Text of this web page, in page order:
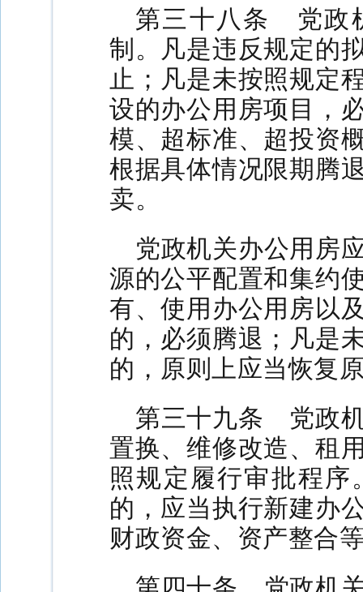
第三十八条 党政
制。凡是违反规定的
止；凡是未按照规定
设的办公用房项目，
模、超标准、超投资
根据具体情况限期腾
卖。
党政机关办公用房
源的公平配置和集约
有、使用办公用房以
的，必须腾退；凡是
的，原则上应当恢复
第三十九条 党政
置换、维修改造、租
照规定履行审批程
的，应当执行新建办
财政资金、资产整合